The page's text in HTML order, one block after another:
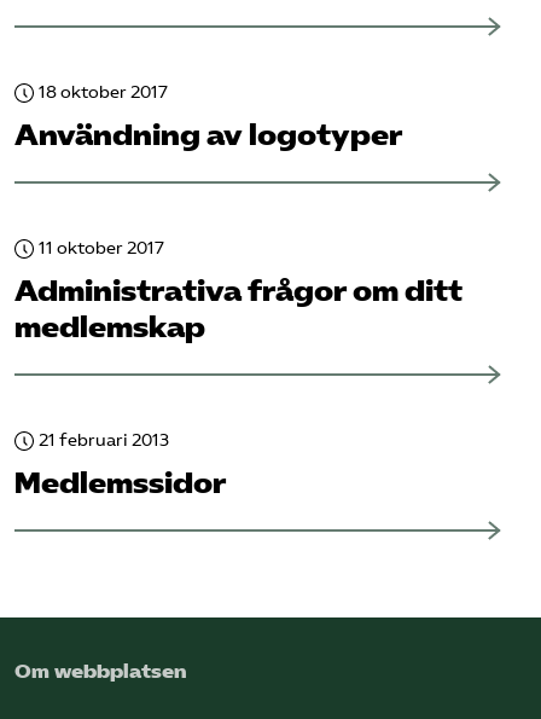
Mina sidor
Logga in på Arbetsgivarguiden
18 oktober 2017
Användning av logotyper
11 oktober 2017
Administrativa frågor om ditt
medlemskap
21 februari 2013
Medlemssidor
Om webbplatsen